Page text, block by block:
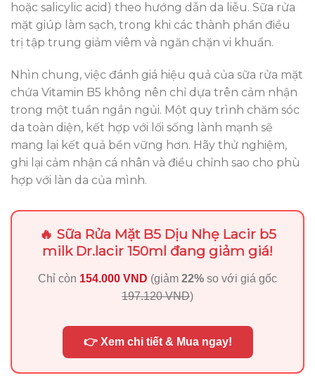
hoặc salicylic acid) theo hướng dẫn da liễu. Sữa rửa
mặt giúp làm sạch, trong khi các thành phần điều
trị tập trung giảm viêm và ngăn chặn vi khuẩn.
Nhìn chung, việc đánh giá hiệu quả của sữa rửa mặt
chứa Vitamin B5 không nên chỉ dựa trên cảm nhận
trong một tuần ngắn ngủi. Một quy trình chăm sóc
da toàn diện, kết hợp với lối sống lành mạnh sẽ
mang lại kết quả bền vững hơn. Hãy thử nghiệm,
ghi lại cảm nhận cá nhân và điều chỉnh sao cho phù
hợp với làn da của mình.
🔥 Sữa Rửa Mặt B5 Dịu Nhẹ Lacir b5
milk Dr.lacir 150ml đang giảm giá!
Chỉ còn 154.000 VND (giảm 22% so với giá gốc
197.120 VND)
👉 Xem chi tiết & Mua ngay!